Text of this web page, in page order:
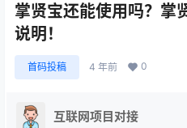
掌贤宝还能使用吗？掌
说明！
首码投稿 4 年前 0
互联网项目对接